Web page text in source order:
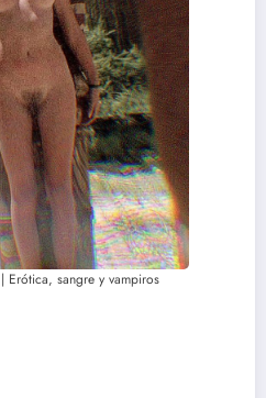
Erótica, sangre y vampiros